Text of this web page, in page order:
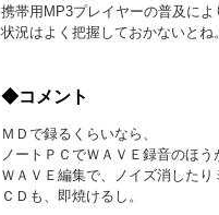
携帯用MP3プレイヤーの普及に
状況はよく把握しておかないとね
◆コメント
ＭＤで録るくらいなら、
ノートＰＣでＷＡＶＥ録音のほう
ＷＡＶＥ編集で、ノイズ消した
ＣＤも、即焼けるし。